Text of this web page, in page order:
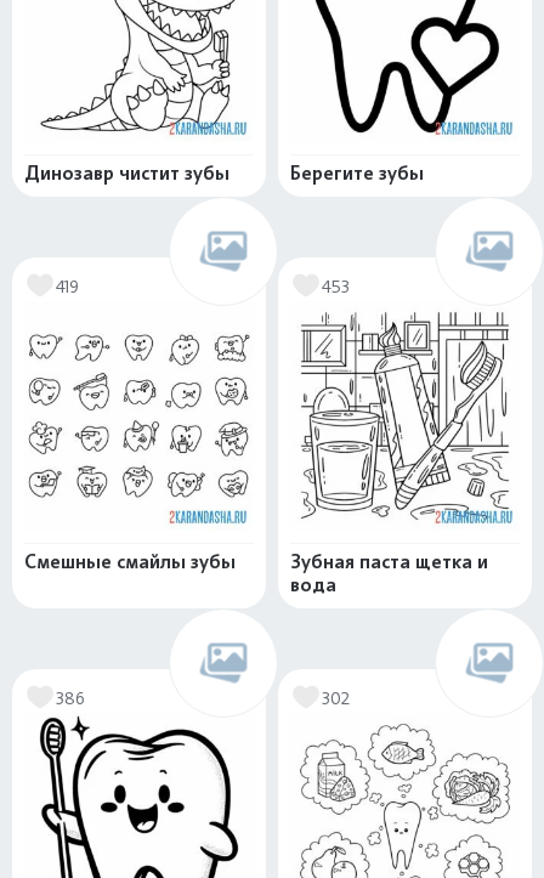
Динозавр чистит зубы Берегите зубы
419
Смешные смайлы зубы
453
Зубная паста щетка и
вода
386 302